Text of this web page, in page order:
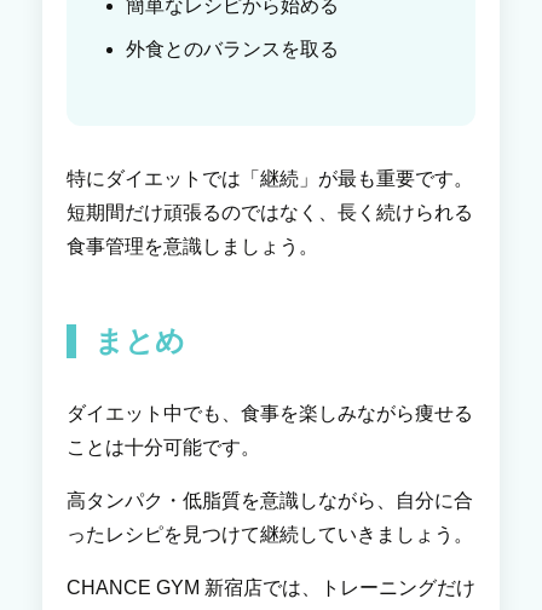
簡単なレシピから始める
外食とのバランスを取る
特にダイエットでは「継続」が最も重要です。
短期間だけ頑張るのではなく、長く続けられる
食事管理を意識しましょう。
まとめ
ダイエット中でも、食事を楽しみながら痩せる
ことは十分可能です。
高タンパク・低脂質を意識しながら、自分に合
ったレシピを見つけて継続していきましょう。
CHANCE GYM 新宿店では、トレーニングだけ